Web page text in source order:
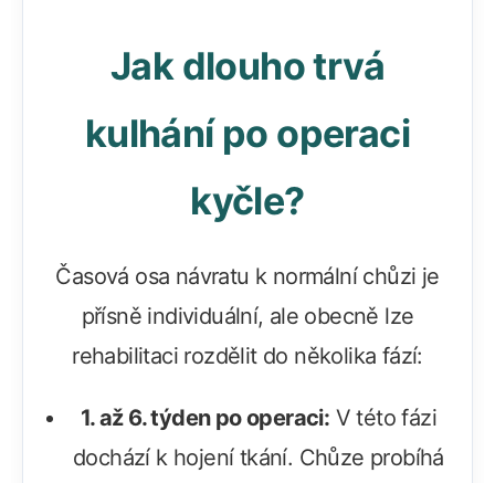
Jak dlouho trvá
kulhání po operaci
kyčle?
Časová osa návratu k normální chůzi je
přísně individuální, ale obecně lze
rehabilitaci rozdělit do několika fází:
1. až 6. týden po operaci: V této fázi
dochází k hojení tkání. Chůze probíhá